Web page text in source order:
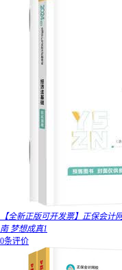
【全新正版可开发票】正保会计
南 梦想成真1
0条评价